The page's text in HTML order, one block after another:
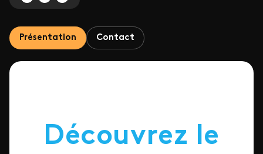
Présentation Contact
Découvrez le